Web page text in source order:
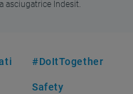
asciugatrice Indesit.
#DoItTogether
Safety